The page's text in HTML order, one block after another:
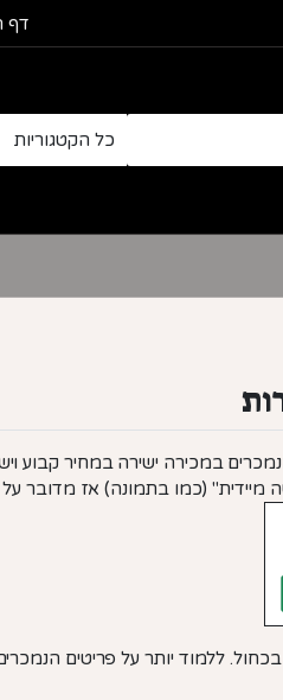
דף
במכירה ישירה במחיר קבוע
(כמו בתמונה) אז מדובר
ללמוד יותר על פריטים